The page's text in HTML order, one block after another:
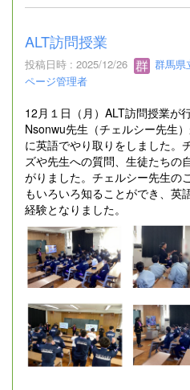
ALT訪問授業
投稿日時 : 2025/12/26
群馬県
ページ管理者
12月１日（月）ALT訪問授業が
Nsonwu先生（チェルシー先生
に英語でやり取りをしました。
ズや先生への質問、生徒たちの
がりました。チェルシー先生の
もいろいろ知ることができ、英
経験となりました。